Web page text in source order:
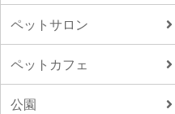
ペットサロン
ペットカフェ
公園